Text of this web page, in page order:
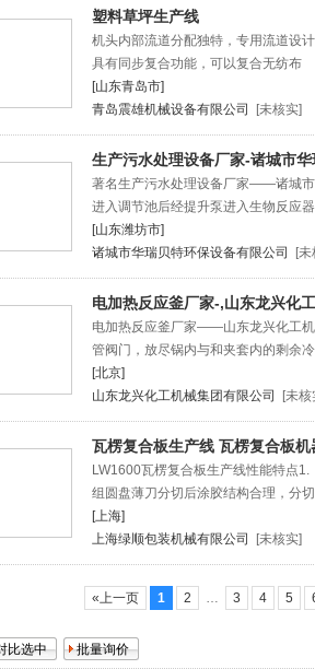
塑料草坪生产线
机头内部流道分配独特，专用流道设
具有同步复合功能，可以复合无纺布
[山东青岛市]
青岛震雄机械设备有限公司
[未核实]
生产污水处理设备厂家-诸城市
著名生产污水处理设备厂家——诸城
进入调节池后经提升泵进入生物反应器
[山东潍坊市]
诸城市华瑞贝特环保设备有限公司
[
电加热反应釜厂家-,山东龙兴化
电加热反应釜厂家——山东龙兴化工
管阀门，放尽锅内与和夹套内的剩余冷
[北京]
山东龙兴化工机械集团有限公司
[未核
瓦楞复合板生产线 瓦楞复合板
LW1600瓦楞复合板生产线性能特点
组圆盘薄刀分切后涂胶结构合理，分
[上海]
上海绿顺包装机械有限公司
[未核实]
«上一页 1 2 … 3 4 5